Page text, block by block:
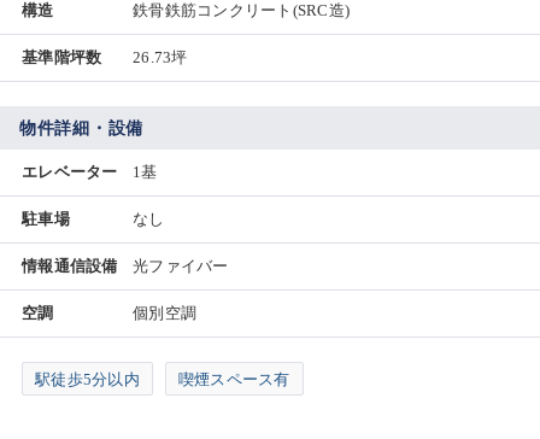
構造 鉄骨鉄筋コンクリート(SRC造)
基準階坪数 26.73坪
物件詳細・設備
エレベーター 1基
駐車場 なし
情報通信設備 光ファイバー
空調 個別空調
駅徒歩5分以内 喫煙スペース有